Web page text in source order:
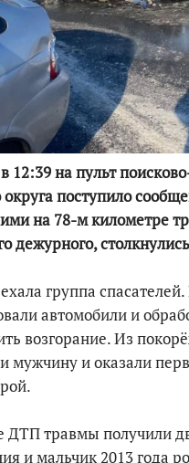
12:39 на пульт
округа поступило
на 78-м километре
дежурного,
группа
автомобили и
возгорание. Из
мужчину и оказали
ДТП травмы получили
и мальчик 2013 года